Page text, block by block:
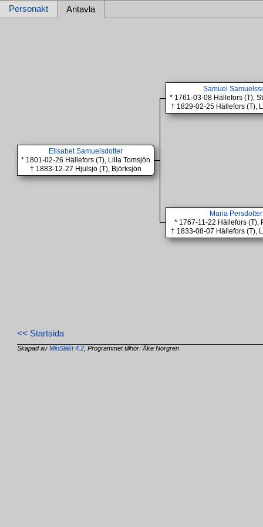
Personakt Antavla
Elisabet Samuelsdotter
* 1801-02-26 Hällefors (T), Lilla Tomsjön
† 1883-12-27 Hjulsjö (T), Björksjön
Samuel
* 1761-03-08 Hällefors (T),
† 1829-02-25 Hällefors (T),
Maria Persdotter
* 1767-11-22 Hällefors (T),
† 1833-08-07 Hällefors (T),
<< Startsida
Skapad avMinSläkt 4.2 , Programmet tillhör: Åke Norgren